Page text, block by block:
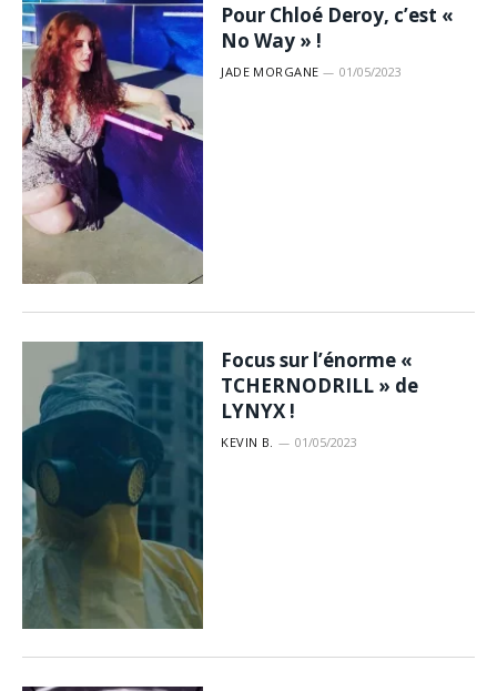
Pour Chloé Deroy, c’est «
No Way » !
JADE MORGANE 01/05/2023
Focus sur l’énorme «
TCHERNODRILL » de
LYNYX !
KEVIN B. 01/05/2023